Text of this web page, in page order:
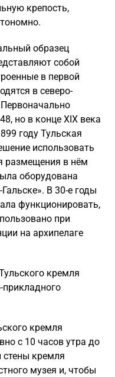
крепость,
образец
собой
в первой
в северо-
но в конце XIX века
году Тульская
использовать
размещения в нём
оборудована
В 30-е годы
функционировать,
при
на архипелаге
кремля
кремля
с 10 часов утра до
стены кремля
музея и, чтобы